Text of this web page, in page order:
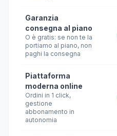
Garanzia
consegna al piano
O è gratis: se non te la
portiamo al piano, non
paghi la consegna
Piattaforma
moderna online
Ordini in 1 click,
gestione
abbonamento in
autonomia